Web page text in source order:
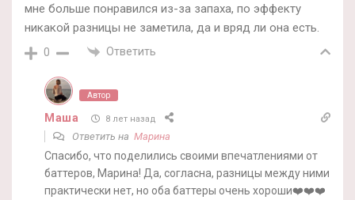
мне больше понравился из-за запаха, по эффекту
никакой разницы не заметила, да и вряд ли она есть.
0 Ответить
Автор
Маша 8 лет назад
Ответить на Марина
Спасибо, что поделились своими впечатлениями от
баттеров, Марина! Да, согласна, разницы между ними
практически нет, но оба баттеры очень хороши❤️❤️❤️